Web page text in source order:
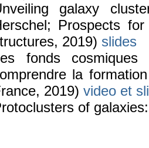
galaxy
Prospects
2019) slides
fonds
la
2019) video et
of